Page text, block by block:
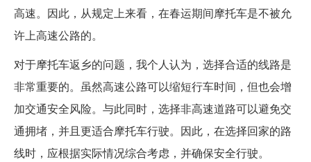
高速。因此，从规定上来看，在春运期间摩托车是不被允
许上高速公路的。
对于摩托车返乡的问题，我个人认为，选择合适的线路是
非常重要的。虽然高速公路可以缩短行车时间，但也会增
加交通安全风险。与此同时，选择非高速道路可以避免交
通拥堵，并且更适合摩托车行驶。因此，在选择回家的路
线时，应根据实际情况综合考虑，并确保安全行驶。